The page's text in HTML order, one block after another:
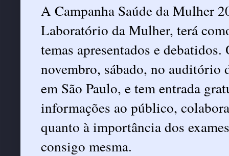
A Campanha Saúde da Mulher
Laboratório da Mulher, terá
temas apresentados e
novembro, sábado, no
em São Paulo, e tem entrada
informações ao público,
quanto à importância dos
consigo mesma.